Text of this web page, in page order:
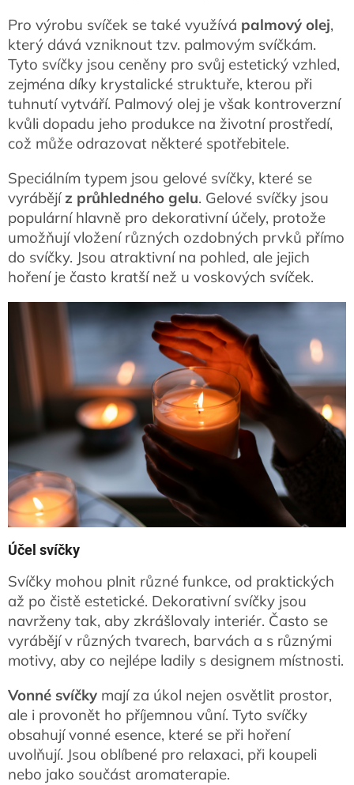
Pro výrobu svíček se také využívá palmový olej,
který dává vzniknout tzv. palmovým svíčkám.
Tyto svíčky jsou ceněny pro svůj estetický vzhled,
zejména díky krystalické struktuře, kterou při
tuhnutí vytváří. Palmový olej je však kontroverzní
kvůli dopadu jeho produkce na životní prostředí,
což může odrazovat některé spotřebitele.
Speciálním typem jsou gelové svíčky, které se
vyrábějí z průhledného gelu. Gelové svíčky jsou
populární hlavně pro dekorativní účely, protože
umožňují vložení různých ozdobných prvků přímo
do svíčky. Jsou atraktivní na pohled, ale jejich
hoření je často kratší než u voskových svíček.
Účel svíčky
Svíčky mohou plnit různé funkce, od praktických
až po čistě estetické. Dekorativní svíčky jsou
navrženy tak, aby zkrášlovaly interiér. Často se
vyrábějí v různých tvarech, barvách a s různými
motivy, aby co nejlépe ladily s designem místnosti.
Vonné svíčky mají za úkol nejen osvětlit prostor,
ale i provonět ho příjemnou vůní. Tyto svíčky
obsahují vonné esence, které se při hoření
uvolňují. Jsou oblíbené pro relaxaci, při koupeli
nebo jako součást aromaterapie.